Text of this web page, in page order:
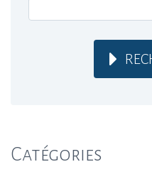
Catégories